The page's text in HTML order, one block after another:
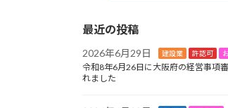
最近の投稿
2026年6月29日 建設業 許認可
令和8年6月26日に大阪府の経営事項
れました